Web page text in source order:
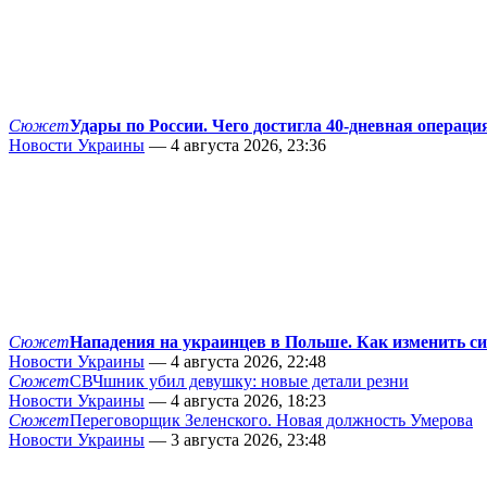
СюжетУдары по России. Чего достигла 40-дневная
Новости Украины — 4 августа 2026, 23:36
СюжетНападения на украинцев в Польше. Как изменить
Новости Украины — 4 августа 2026, 22:48
СюжетСВЧшник убил девушку: новые детали резни
Новости Украины — 4 августа 2026, 18:23
СюжетПереговорщик Зеленского. Новая должность Умерова
Новости Украины — 3 августа 2026, 23:48